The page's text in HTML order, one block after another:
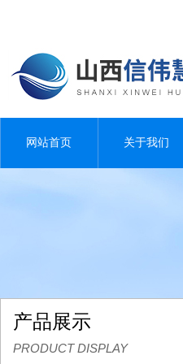
网站首页 关于我们
产品展示
PRODUCT DISPLAY